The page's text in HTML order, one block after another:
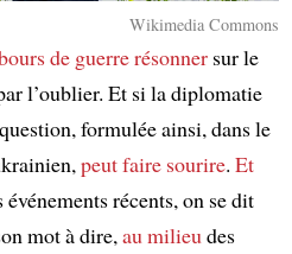
Wikimedia Commons
de guerrerésonnersur le
l’oublier. Et si la diplomatie
formulée ainsi, dans le
peut faire sourire. Et
événements récents, on se dit
mot à dire,au milieudes